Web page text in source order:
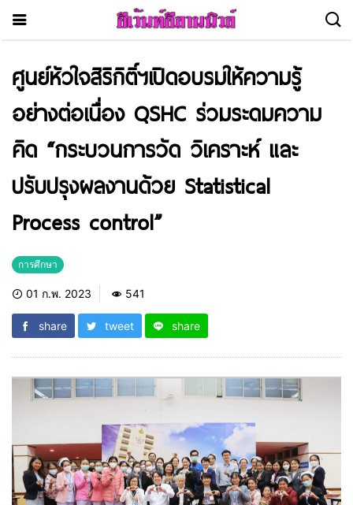
ศูนย์หัวใจสิริกิติ์ฯเปิดอบรมให้ความรู้
อย่างต่อเนื่อง QSHC ร่วมระดมความ
คิด “กระบวนการวัด วิเคราะห์ และ
ปรับปรุงผลงานด้วย Statistical
Process control”
การศึกษา
01 ก.พ. 2023 541
share tweet share